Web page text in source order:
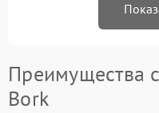
Преимущества
Bork